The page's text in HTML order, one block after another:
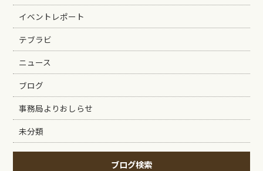
イベントレポート
テブラビ
ニュース
ブログ
事務局よりおしらせ
未分類
ブログ検索